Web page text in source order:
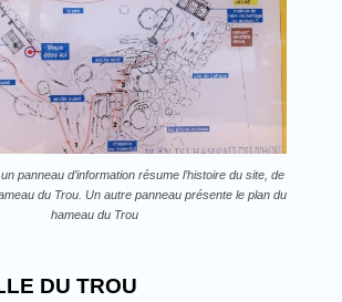
panneau d’information résume l’histoire du site, de
du Trou. Un autre panneau présente le plan du
hameau du Trou
DU TROU